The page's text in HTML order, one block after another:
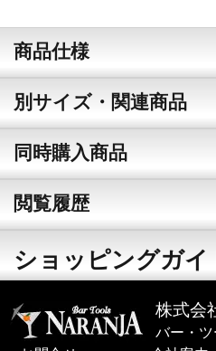
商品仕様
別サイズ・関連商品
同時購入商品
閲覧履歴
ショッピングガイ
株式会
バー・